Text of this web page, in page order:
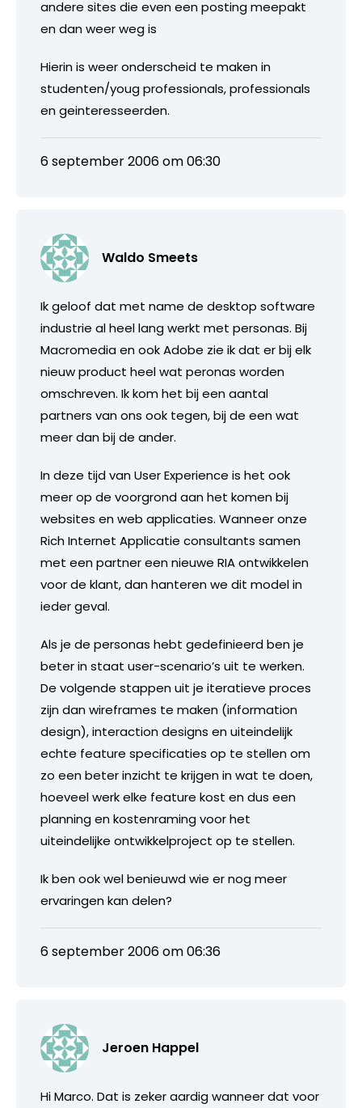
andere sites die even een posting meepakt
en dan weer weg is
Hierin is weer onderscheid te maken in
studenten/youg professionals, professionals
en geinteresseerden.
6 september 2006 om 06:30
Waldo Smeets
Ik geloof dat met name de desktop software
industrie al heel lang werkt met personas. Bij
Macromedia en ook Adobe zie ik dat er bij elk
nieuw product heel wat peronas worden
omschreven. Ik kom het bij een aantal
partners van ons ook tegen, bij de een wat
meer dan bij de ander.
In deze tijd van User Experience is het ook
meer op de voorgrond aan het komen bij
websites en web applicaties. Wanneer onze
Rich Internet Applicatie consultants samen
met een partner een nieuwe RIA ontwikkelen
voor de klant, dan hanteren we dit model in
ieder geval.
Als je de personas hebt gedefinieerd ben je
beter in staat user-scenario’s uit te werken.
De volgende stappen uit je iteratieve proces
zijn dan wireframes te maken (information
design), interaction designs en uiteindelijk
echte feature specificaties op te stellen om
zo een beter inzicht te krijgen in wat te doen,
hoeveel werk elke feature kost en dus een
planning en kostenraming voor het
uiteindelijke ontwikkelproject op te stellen.
Ik ben ook wel benieuwd wie er nog meer
ervaringen kan delen?
6 september 2006 om 06:36
Jeroen Happel
Hi Marco. Dat is zeker aardig wanneer dat voor